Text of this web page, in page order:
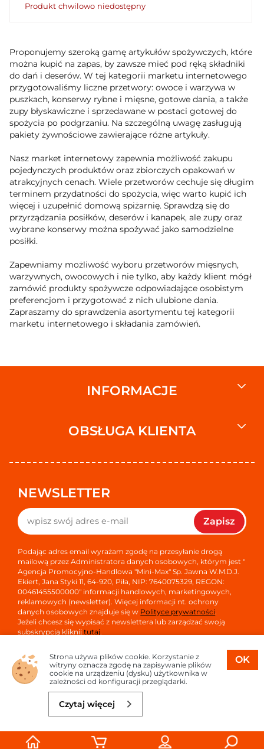
Produkt chwilowo niedostępny
Proponujemy szeroką gamę artykułów spożywczych, które
można kupić na zapas, by zawsze mieć pod ręką składniki
do dań i deserów. W tej kategorii marketu internetowego
przygotowaliśmy liczne przetwory: owoce i warzywa w
puszkach, konserwy rybne i mięsne, gotowe dania, a także
zupy błyskawiczne i sprzedawane w postaci gotowej do
spożycia po podgrzaniu. Na szczególną uwagę zasługują
pakiety żywnościowe zawierające różne artykuły.
Nasz market internetowy zapewnia możliwość zakupu
pojedynczych produktów oraz zbiorczych opakowań w
atrakcyjnych cenach. Wiele przetworów cechuje się długim
terminem przydatności do spożycia, więc warto kupić ich
więcej i uzupełnić domową spiżarnię. Sprawdzą się do
przyrządzania posiłków, deserów i kanapek, ale zupy oraz
wybrane konserwy można spożywać jako samodzielne
posiłki.
Zapewniamy możliwość wyboru przetworów mięsnych,
warzywnych, owocowych i nie tylko, aby każdy klient mógł
zamówić produkty spożywcze odpowiadające osobistym
preferencjom i przygotować z nich ulubione dania.
Zapraszamy do sprawdzenia asortymentu tej kategorii
marketu internetowego i składania zamówień.
INFORMACJE
OBSŁUGA KLIENTA
NEWSLETTER
Zapisz
Podając adres email wyrażam zgodę na przesyłanie drogą
mailową przez Administratora danych osobowych, którym jest "
Agencja Promocyjno-Handlowa "Mini-Max" Sp. Jawna W.M.D.J.
Ekiert, Jana Styki 11, 64-920, Piła, NIP: 7640075329, REGON:
00461455500000" informacji handlowych, marketingowych,
reklamowych (newsletter). Więcej informacji nt. ochrony
danych osobowych znajduje się w Polityce prywatności.
Jeżeli chcesz się wypisać z newslettera lub zarządzać swoją
subskrypcją kliknijtutaj.
Copyright © 2026
Oprogramowanie sklepu:
Projekt i strony:
OK
Strona używa plików cookie. Korzystanie z
witryny oznacza zgodę na zapisywanie plików
cookie na urządzeniu (dysku) użytkownika w
zależności od konfiguracji przeglądarki.
Czytaj więcej